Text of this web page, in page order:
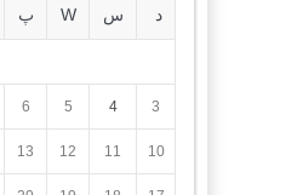
د س W پ
3
4
5
6
10
11
12
13